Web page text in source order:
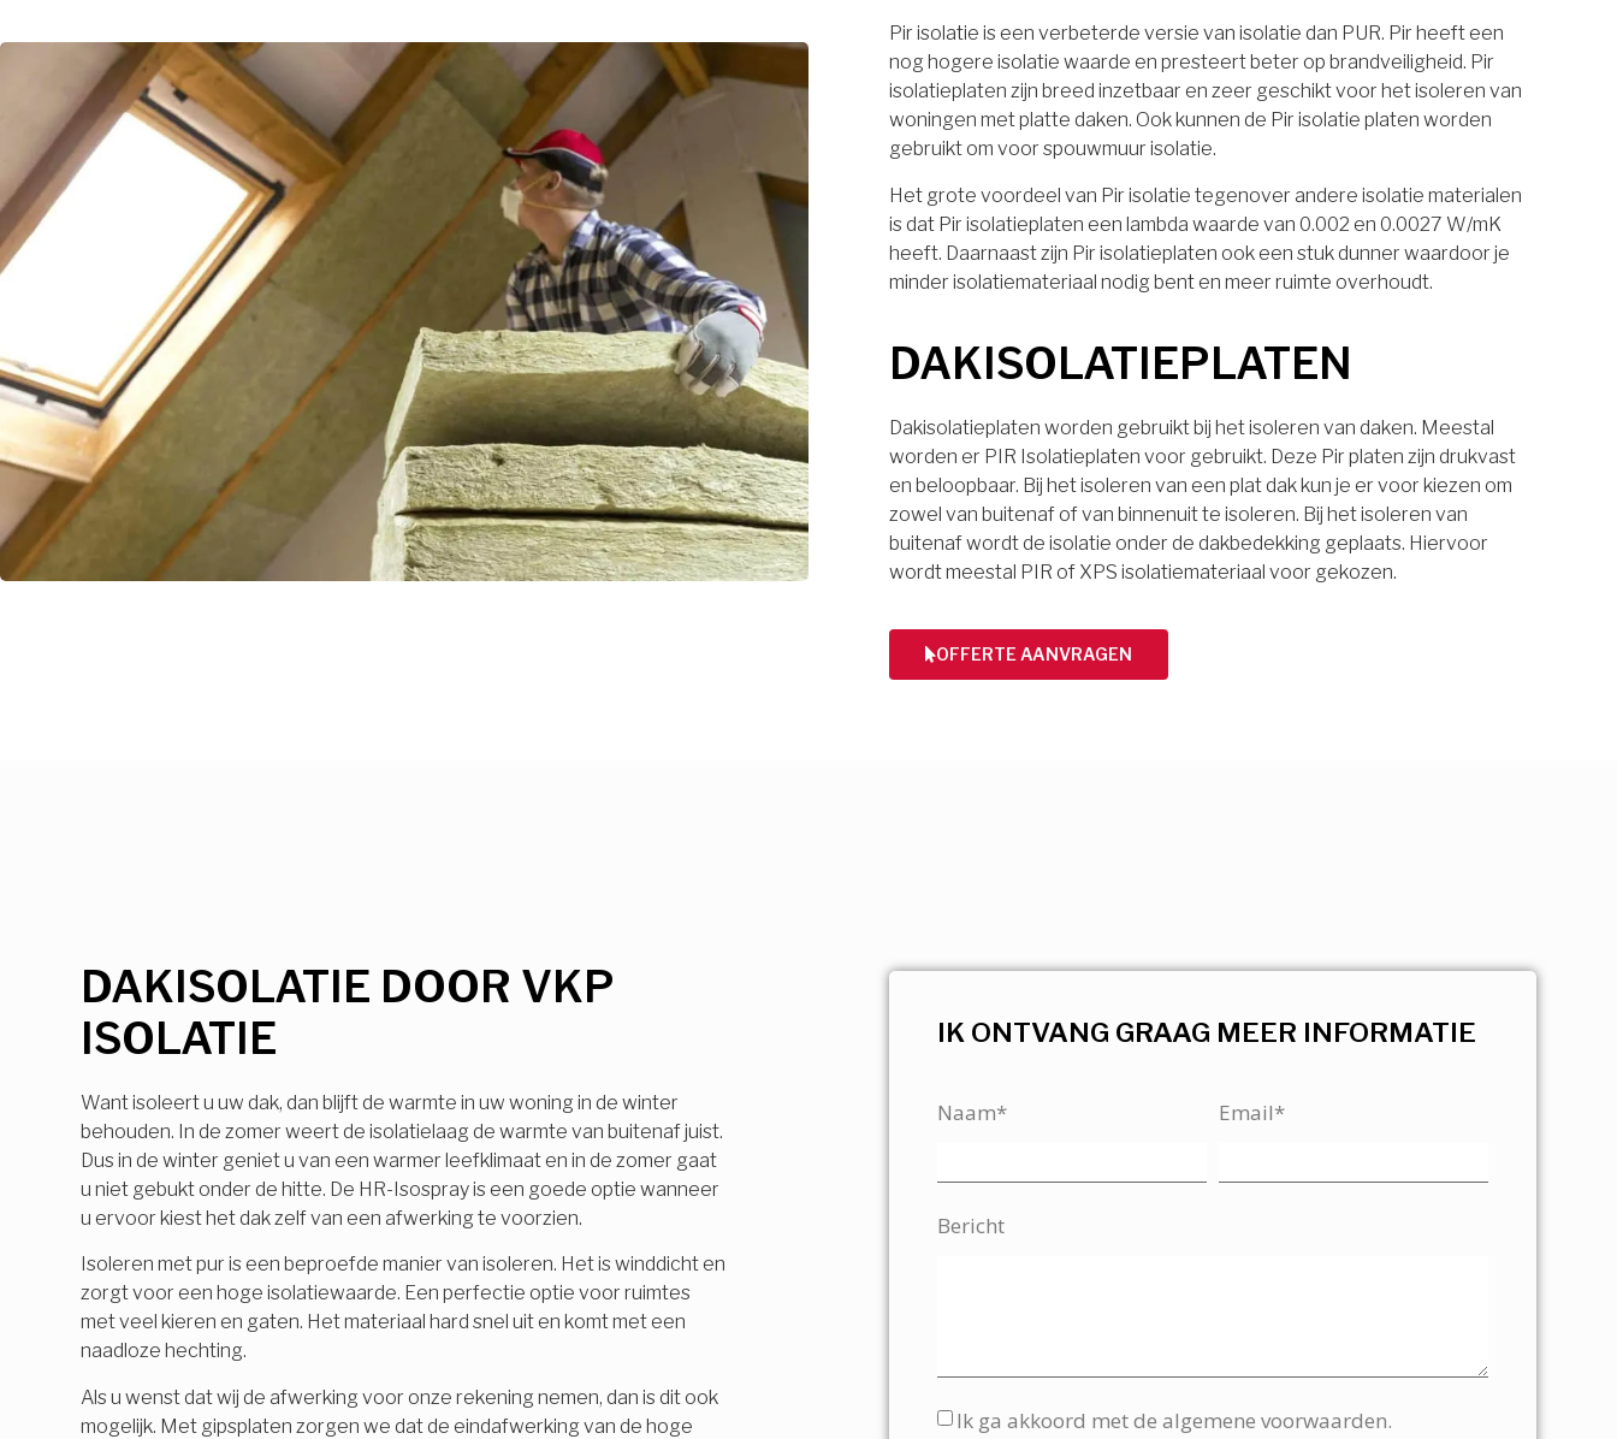
Pir isolatie is een verbeterde versie van isolatie dan PUR. Pir heeft een
nog hogere isolatie waarde en presteert beter op brandveiligheid. Pir
isolatieplaten zijn breed inzetbaar en zeer geschikt voor het isoleren van
woningen met platte daken. Ook kunnen de Pir isolatie platen worden
gebruikt om voor spouwmuur isolatie.
Het grote voordeel van Pir isolatie tegenover andere isolatie materialen
is dat Pir isolatieplaten een lambda waarde van 0.002 en 0.0027 W/mK
heeft. Daarnaast zijn Pir isolatieplaten ook een stuk dunner waardoor je
minder isolatiemateriaal nodig bent en meer ruimte overhoudt.
DAKISOLATIEPLATEN
Dakisolatieplaten worden gebruikt bij het isoleren van daken. Meestal
worden er PIR Isolatieplaten voor gebruikt. Deze Pir platen zijn drukvast
en beloopbaar. Bij het isoleren van een plat dak kun je er voor kiezen om
zowel van buitenaf of van binnenuit te isoleren. Bij het isoleren van
buitenaf wordt de isolatie onder de dakbedekking geplaats. Hiervoor
wordt meestal PIR of XPS isolatiemateriaal voor gekozen.
OFFERTE AANVRAGEN
DAKISOLATIE DOOR VKP
ISOLATIE
Want isoleert u uw dak, dan blijft de warmte in uw woning in de winter
behouden. In de zomer weert de isolatielaag de warmte van buitenaf juist.
Dus in de winter geniet u van een warmer leefklimaat en in de zomer gaat
u niet gebukt onder de hitte. De HR-Isospray is een goede optie wanneer
u ervoor kiest het dak zelf van een afwerking te voorzien.
Isoleren met pur is een beproefde manier van isoleren. Het is winddicht en
zorgt voor een hoge isolatiewaarde. Een perfectie optie voor ruimtes
met veel kieren en gaten. Het materiaal hard snel uit en komt met een
naadloze hechting.
Als u wenst dat wij de afwerking voor onze rekening nemen, dan is dit ook
mogelijk. Met gipsplaten zorgen we dat de eindafwerking van de hoge
IK ONTVANG GRAAG MEER INFORMATIE
Naam* Email*
Bericht
Ik ga akkoord met de algemene voorwaarden.